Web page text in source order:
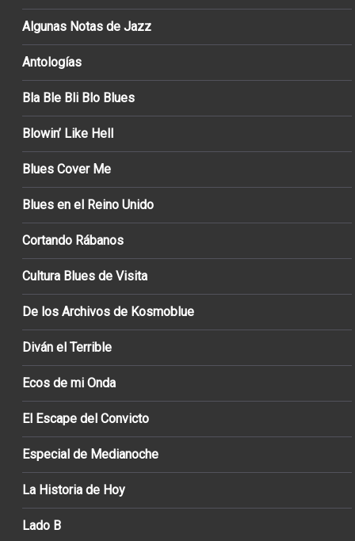
Algunas Notas de Jazz
Antologías
Bla Ble Bli Blo Blues
Blowin’ Like Hell
Blues Cover Me
Blues en el Reino Unido
Cortando Rábanos
Cultura Blues de Visita
De los Archivos de Kosmoblue
Diván el Terrible
Ecos de mi Onda
El Escape del Convicto
Especial de Medianoche
La Historia de Hoy
Lado B